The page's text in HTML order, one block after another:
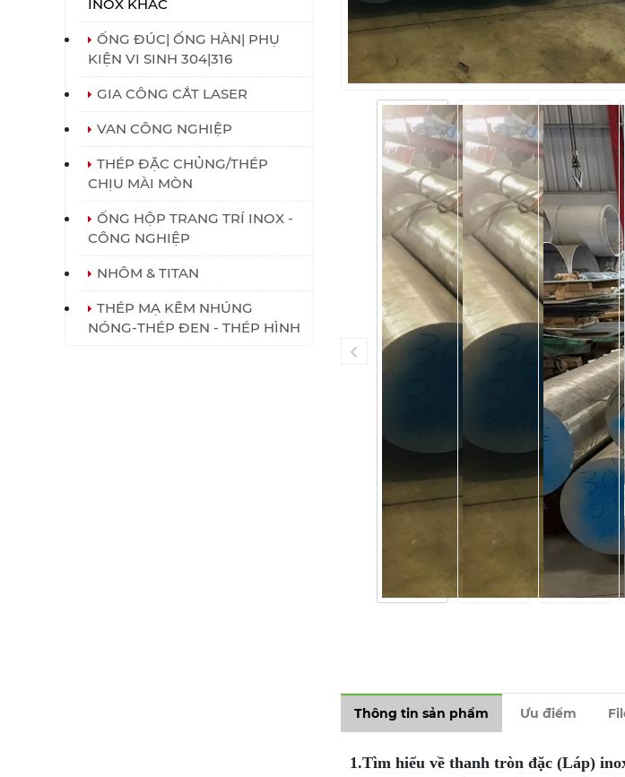
INOX KHÁC
ỐNG ĐÚC| ỐNG HÀN| PHỤ
KIỆN VI SINH 304|316
GIA CÔNG CẮT LASER
VAN CÔNG NGHIỆP
THÉP ĐẶC CHỦNG/THÉP
CHỊU MÀI MÒN
ỐNG HỘP TRANG TRÍ INOX -
CÔNG NGHIỆP
NHÔM & TITAN
THÉP MẠ KẼM NHÚNG
NÓNG-THÉP ĐEN - THÉP HÌNH
Thông tin sản phẩm Ưu điểm
1.Tìm hiểu về thanh tròn đặc (Láp)